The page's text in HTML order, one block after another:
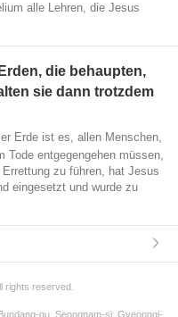
alle Lehren, die Jesus
die behaupten,
sie dann trotzdem
Erde ist es, allen Menschen,
Tode entgegengehen müssen,
zu führen, hat Jesus
eingesetzt und wurde zu
rights reserved.
gu, Seongnam-si, Gyeonggi-